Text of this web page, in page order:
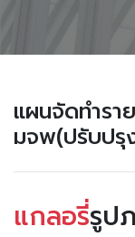
แผนจัดทำรา
มจพ(ปรับปรุ
แกลอรี่รูป